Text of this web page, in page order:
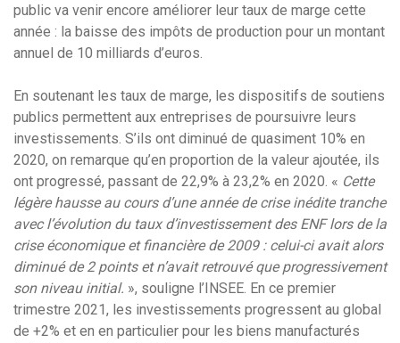
public va venir encore améliorer leur taux de marge cette
année : la baisse des impôts de production pour un montant
annuel de 10 milliards d’euros.
En soutenant les taux de marge, les dispositifs de soutiens
publics permettent aux entreprises de poursuivre leurs
investissements. S’ils ont diminué de quasiment 10% en
2020, on remarque qu’en proportion de la valeur ajoutée, ils
ont progressé, passant de 22,9% à 23,2% en 2020. « Cette
légère hausse au cours d’une année de crise inédite tranche
avec l’évolution du taux d’investissement des ENF lors de la
crise économique et financière de 2009 : celui-ci avait alors
diminué de 2 points et n’avait retrouvé que progressivement
son niveau initial. », souligne l’INSEE. En ce premier
trimestre 2021, les investissements progressent au global
de +2% et en en particulier pour les biens manufacturés